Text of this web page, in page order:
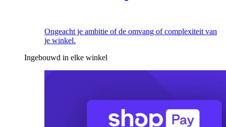
Ongeacht je ambitie of de omvang of complexiteit van
je winkel.
Ingebouwd in elke winkel